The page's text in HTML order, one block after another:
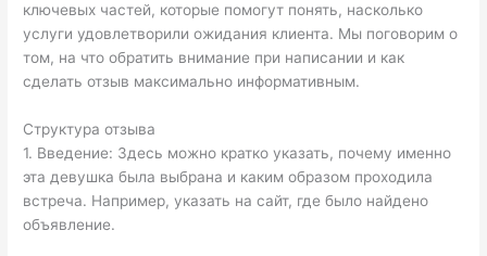
ключевых частей, которые помогут понять, насколько
услуги удовлетворили ожидания клиента. Мы поговорим о
том, на что обратить внимание при написании и как
сделать отзыв максимально информативным.
Структура отзыва
1. Введение: Здесь можно кратко указать, почему именно
эта девушка была выбрана и каким образом проходила
встреча. Например, указать на сайт, где было найдено
объявление.